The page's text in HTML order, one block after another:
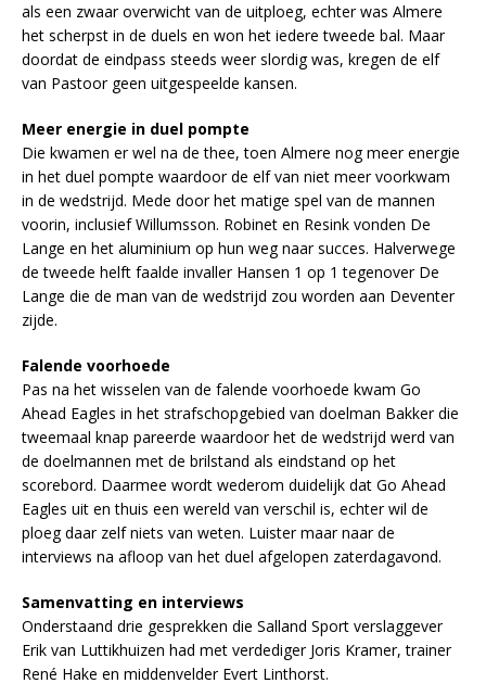
als een zwaar overwicht van de uitploeg, echter was Almere
het scherpst in de duels en won het iedere tweede bal. Maar
doordat de eindpass steeds weer slordig was, kregen de elf
van Pastoor geen uitgespeelde kansen.
Meer energie in duel pompte
Die kwamen er wel na de thee, toen Almere nog meer energie
in het duel pompte waardoor de elf van niet meer voorkwam
in de wedstrijd. Mede door het matige spel van de mannen
voorin, inclusief Willumsson. Robinet en Resink vonden De
Lange en het aluminium op hun weg naar succes. Halverwege
de tweede helft faalde invaller Hansen 1 op 1 tegenover De
Lange die de man van de wedstrijd zou worden aan Deventer
zijde.
Falende voorhoede
Pas na het wisselen van de falende voorhoede kwam Go
Ahead Eagles in het strafschopgebied van doelman Bakker die
tweemaal knap pareerde waardoor het de wedstrijd werd van
de doelmannen met de brilstand als eindstand op het
scorebord. Daarmee wordt wederom duidelijk dat Go Ahead
Eagles uit en thuis een wereld van verschil is, echter wil de
ploeg daar zelf niets van weten. Luister maar naar de
interviews na afloop van het duel afgelopen zaterdagavond.
Samenvatting en interviews
Onderstaand drie gesprekken die Salland Sport verslaggever
Erik van Luttikhuizen had met verdediger Joris Kramer, trainer
René Hake en middenvelder Evert Linthorst.